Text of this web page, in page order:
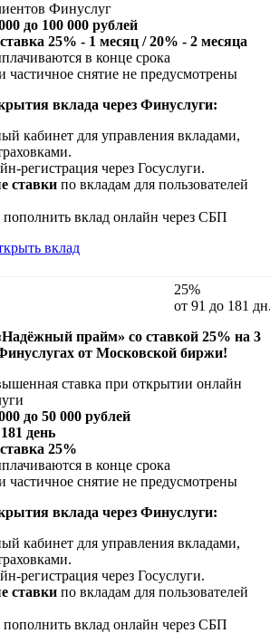
Финуслуг
до 100 000 рублей
25% - 1 месяц / 20% - 2 месяца
в конце срока
частичное снятие не предусмотрены
вклада через Финуслуги:
кабинет для управления вкладами,
регистрация через Госуслуги.
ставки по вкладам для пользователей
вклад онлайн через СБП
вклад
25%
от 91 до 181
прайм» со ставкой 25% на 3
от Московской биржи!
ставка при открытии онлайн
до 50 000 рублей
день
25%
в конце срока
частичное снятие не предусмотрены
вклада через Финуслуги:
кабинет для управления вкладами,
регистрация через Госуслуги.
ставки по вкладам для пользователей
вклад онлайн через СБП